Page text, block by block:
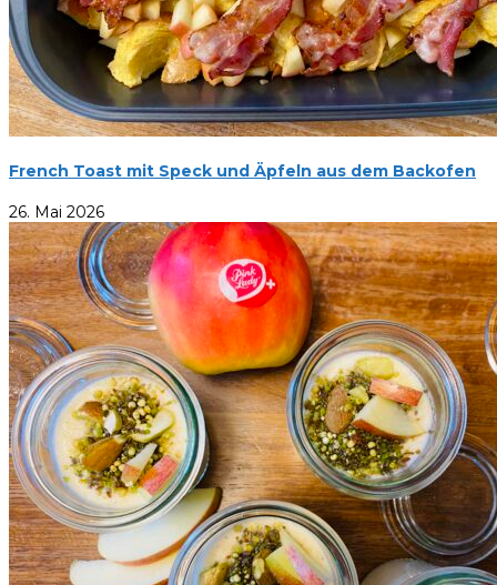
French Toast mit Speck und Äpfeln aus dem Backofen
26. Mai 2026